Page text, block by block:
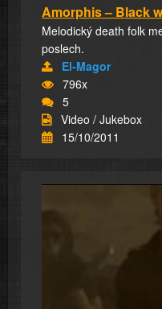
Amorphis – Black
Melodický death folk
poslech.
El-Magor
796x
5
Video / Jukebox
15/10/2011